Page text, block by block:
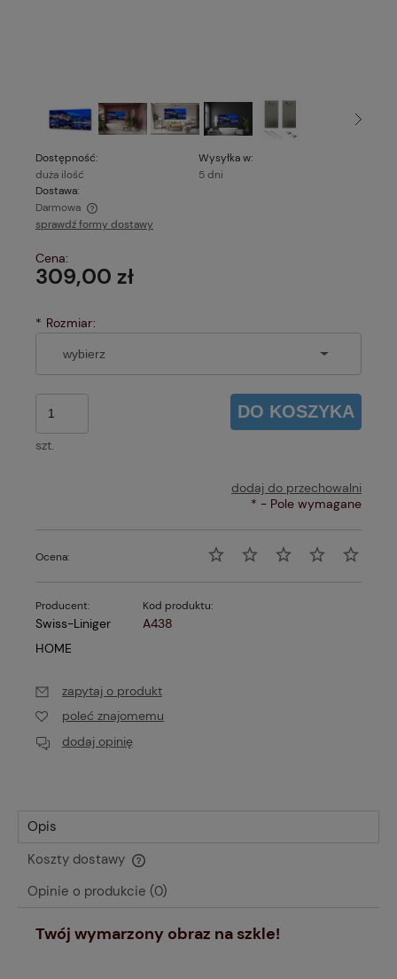
Dostępność:
duża ilość
Wysyłka w:
5 dni
Dostawa:
Darmowa
Cena nie zawiera ewentualnych kosztów płatności
sprawdź formy dostawy
Cena:
309,00 zł
* Rozmiar:
szt.
DO KOSZYKA
dodaj do przechowalni
* - Pole wymagane
Ocena:
Producent:
Swiss-Liniger
HOME
Kod produktu:
A438
zapytaj o produkt
poleć znajomemu
dodaj opinię
Opis
Koszty dostawy
Cena nie zawiera ewentualnych kosztów płatności
Opinie o produkcie (0)
Twój wymarzony obraz na szkle!